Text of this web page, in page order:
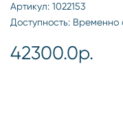
Артикул: 1022153
Доступность: Временно
42300.0р.